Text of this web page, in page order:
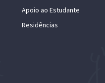
Apoio ao Estudante
Residências